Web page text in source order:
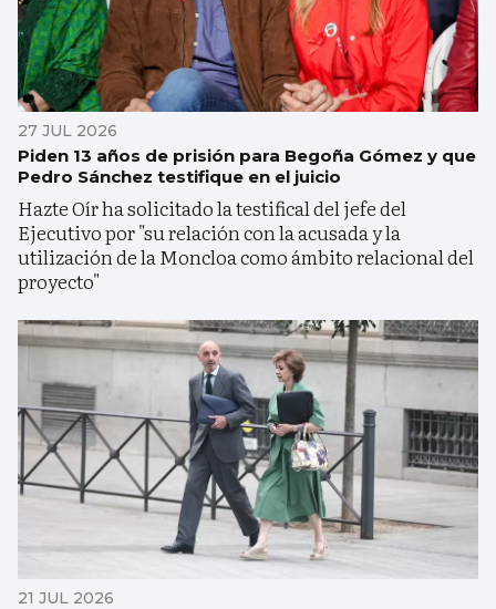
27 JUL 2026
Piden 13 años de prisión para Begoña Gómez y que
Pedro Sánchez testifique en el juicio
Hazte Oír ha solicitado la testifical del jefe del
Ejecutivo por "su relación con la acusada y la
utilización de la Moncloa como ámbito relacional del
proyecto"
21 JUL 2026